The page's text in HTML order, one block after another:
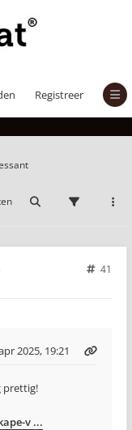
Registreer
41
2025, 19:21
prettig!
v ...